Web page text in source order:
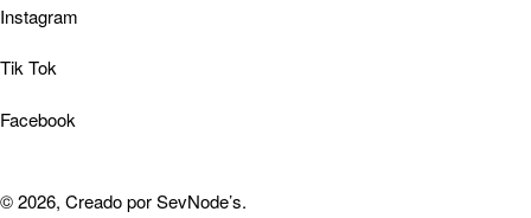
Instagram
Tik Tok
Facebook
© 2026, Creado porSevNode’s.